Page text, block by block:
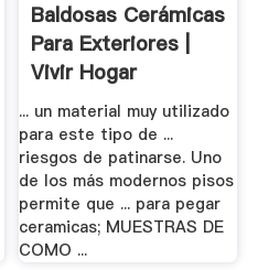
Baldosas Cerámicas
Para Exteriores |
Vivir Hogar
... un material muy utilizado
para este tipo de ...
riesgos de patinarse. Uno
de los más modernos pisos
permite que ... para pegar
ceramicas; MUESTRAS DE
COMO ...